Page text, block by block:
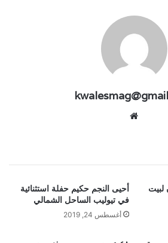
لبيت
أحيى النجم حكيم حفلة استثنائية
في تيوليب الساحل الشمالي
أغسطس 24, 2019